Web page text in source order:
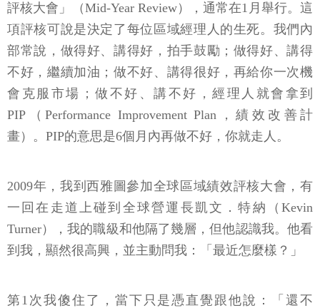
評核大會」（Mid-Year Review），通常在1月舉行。這
項評核可說是決定了每位區域經理人的生死。我們內
部常說，做得好、講得好，拍手鼓勵；做得好、講得
不好，繼續加油；做不好、講得很好，再給你一次機
會克服市場；做不好、講不好，經理人就會拿到
PIP（Performance Improvement Plan，績效改善計
畫）。PIP的意思是6個月內再做不好，你就走人。
2009年，我到西雅圖參加全球區域績效評核大會，有
一回在走道上碰到全球營運長凱文．特納（Kevin
Turner），我的職級和他隔了幾層，但他認識我。他看
到我，顯然很高興，並主動問我：「最近怎麼樣？」
第1次我傻住了，當下只是憑直覺跟他說：「還不